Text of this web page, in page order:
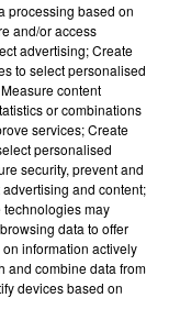
de son nouvel
Gomez et
single
processing based on
and/or access
advertising; Create
to select personalised
content
or combinations
services; Create
personalised
security, prevent and
and content;
technologies may
data to offer
information actively
and combine data from
devices based on